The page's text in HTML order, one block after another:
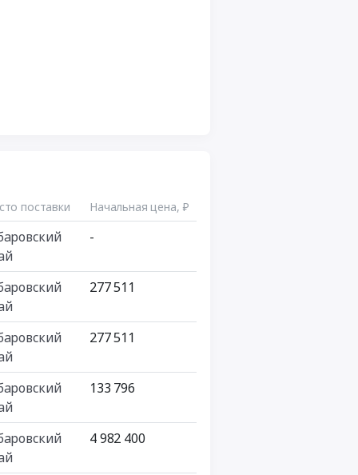
поставки Начальная цена, ₽
-
277 511
277 511
133 796
4 982 400